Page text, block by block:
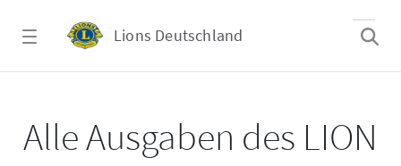
Lions Deutschland
Alle Ausgaben des LION